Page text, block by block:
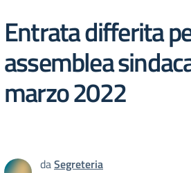
Entrata differita
assemblea
marzo 2022
daSegreteria